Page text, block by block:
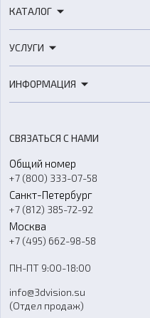
КАТАЛОГ
3D-сканеры
Расходные материалы
Оборудование и материалы
Аксессуары и прочее
Программное обеспечение
УСЛУГИ
3D-моделирование
Ремонт и услуги
ИНФОРМАЦИЯ
О компании
Контакты
Гос. закупки
Стать дилером
Блог
FAQ
СВЯЗАТЬСЯ С НАМИ
Общий номер
+7 (800) 333-07-58
Санкт-Петербург
+7 (812) 385-72-92
Москва
+7 (495) 662-98-58
ПН-ПТ 9:00-18:00
info@3dvision.su
(Отдел продаж)